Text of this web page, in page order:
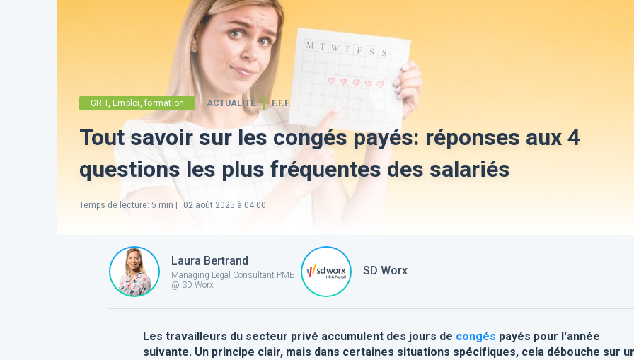
GRH, Emploi, formation ACTUALITÉ F.F.F.
Tout savoir sur les congés payés: réponses aux 4
questions les plus fréquentes des salariés
Temps de lecture: 5 min | 02 août 2025 à 04:00
Laura Bertrand
Managing Legal Consultant PME
@ SD Worx
SD Worx
Les travailleurs du secteur privé accumulent des jours de congés payés pour l'année
suivante. Un principe clair, mais dans certaines situations spécifiques, cela débouche sur